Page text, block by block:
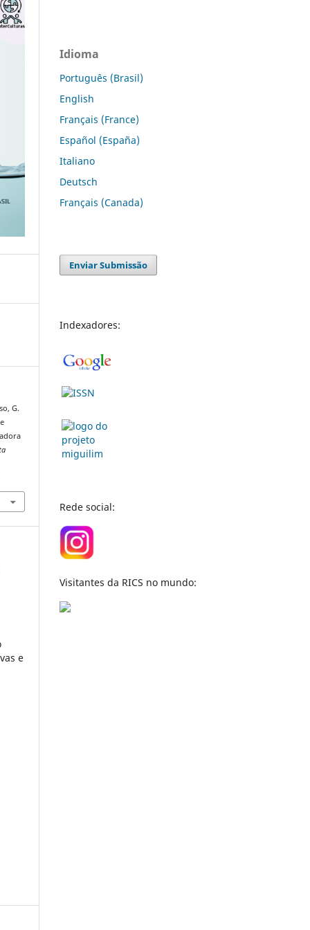
G.
e
Idioma
Português (Brasil)
English
Français (France)
Español (España)
Italiano
Deutsch
Français (Canada)
Enviar Submissão
Indexadores:
Rede social:
Visitantes da RICS no mundo: